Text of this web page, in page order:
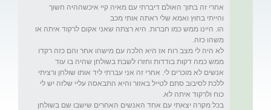
אחרי זה בתוך האולם דיברתי עם מאיה קיי איכשההיה חשוך
הו. היינו ממש כמו חברות. היא רצתה שאני אקום לרקוד איתה או
לא היה לי מצב רוח אז היא הלכה עם מישהו אחר והם כזה רקדו
ממש כמה דקות בודדות וחזרו לשבת בשולחן שהיה בו עוד
אנשים לא מוכרים לי. אחרי זה אני עברתי ליד אותו שולחן ורציתי
ללכת לסיבוב סתם לטייל באזור והיא התבאסה עליי שלזה יש לי
בכל מקרה יצאתי עם אחד האנשים האחרים שישבו שם בשולחן